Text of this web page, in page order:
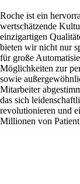
Roche ist ein
wertschätzende
einzigartigen
bieten wir nicht nur
für große
Möglichkeiten zur
sowie
Mitarbeiter
das sich
revolutionieren und
Millionen von